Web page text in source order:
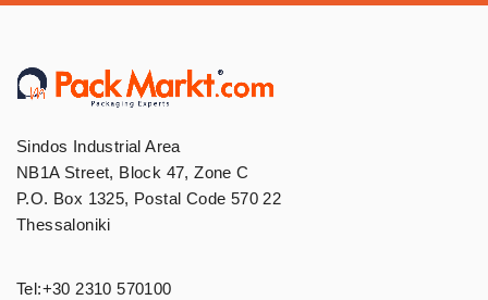
Sindos Industrial Area
NB1A Street, Block 47, Zone C
P.O. Box 1325, Postal Code 570 22
Thessaloniki
Tel:+30 2310 570100